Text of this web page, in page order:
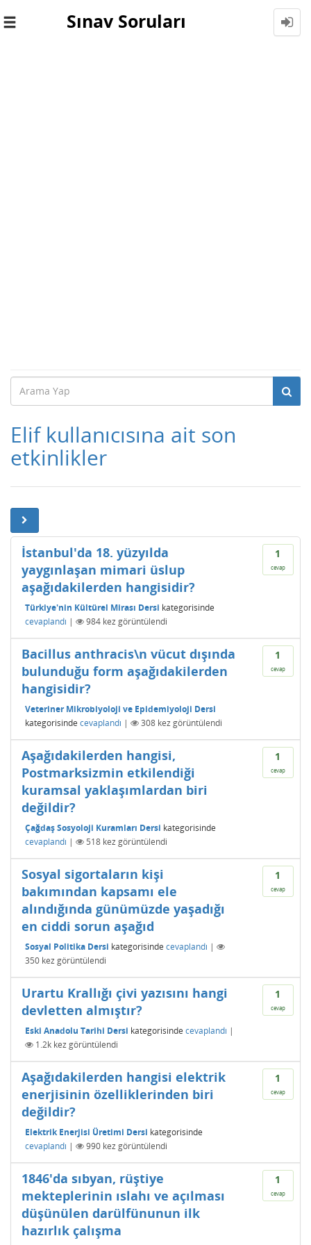
Toggle
Sınav Soruları
Elif kullanıcısına ait son
etkinlikler
1
cevap
İstanbul'da 18. yüzyılda
yaygınlaşan mimari üslup
aşağıdakilerden hangisidir?
Türkiye'nin Kültürel Mirası Dersi kategorisinde
cevaplandı | 984 kez görüntülendi
1
cevap
Bacillus anthracis\n vücut dışında
bulunduğu form aşağıdakilerden
hangisidir?
Veteriner Mikrobiyoloji ve Epidemiyoloji Dersi
kategorisinde cevaplandı | 308 kez görüntülendi
1
cevap
Aşağıdakilerden hangisi,
Postmarksizmin etkilendiği
kuramsal yaklaşımlardan biri
değildir?
Çağdaş Sosyoloji Kuramları Dersi kategorisinde
cevaplandı | 518 kez görüntülendi
1
cevap
Sosyal sigortaların kişi
bakımından kapsamı ele
alındığında günümüzde yaşadığı
en ciddi sorun aşağıd
Sosyal Politika Dersi kategorisinde cevaplandı |
350 kez görüntülendi
1
cevap
Urartu Krallığı çivi yazısını hangi
devletten almıştır?
Eski Anadolu Tarihi Dersi kategorisinde cevaplandı |
1.2k kez görüntülendi
1
cevap
Aşağıdakilerden hangisi elektrik
enerjisinin özelliklerinden biri
değildir?
Elektrik Enerjisi Üretimi Dersi kategorisinde
cevaplandı | 990 kez görüntülendi
1
cevap
1846'da sıbyan, rüştiye
mekteplerinin ıslahı ve açılması
düşünülen darülfünunun ilk
hazırlık çalışma